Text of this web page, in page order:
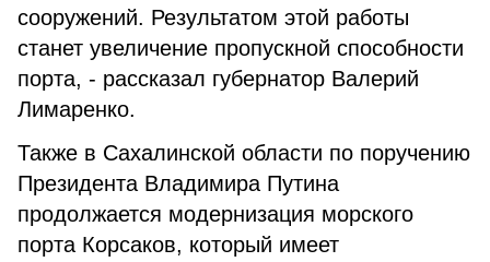
сооружений. Результатом этой работы
станет увеличение пропускной способности
порта, - рассказал губернатор Валерий
Лимаренко.
Также в Сахалинской области по поручению
Президента Владимира Путина
продолжается модернизация морского
порта Корсаков, который имеет